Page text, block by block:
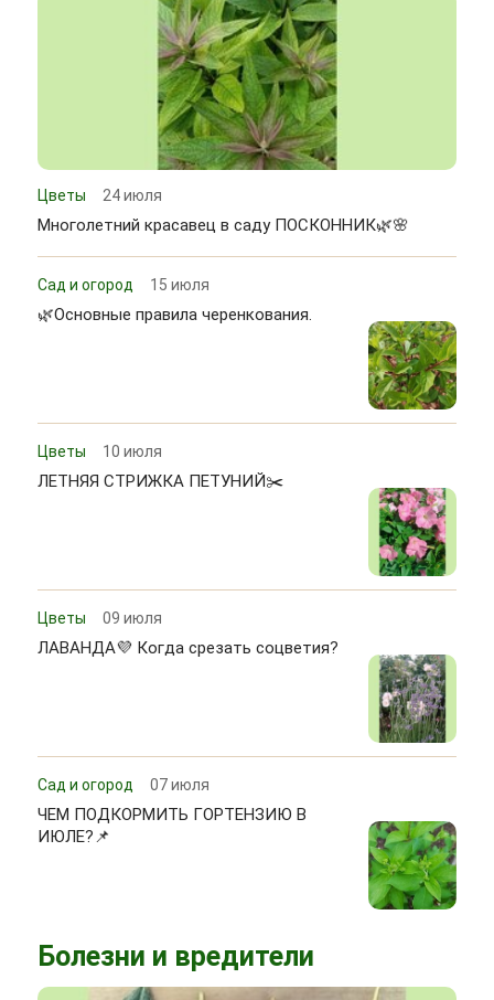
Цветы 24 июля
Многолетний красавец в саду ПОСКОННИК🌿🌸
Сад и огород 15 июля
🌿Основные правила черенкования.
Цветы 10 июля
ЛЕТНЯЯ СТРИЖКА ПЕТУНИЙ✂️
Цветы 09 июля
ЛАВАНДА💜 Когда срезать соцветия?
Сад и огород 07 июля
ЧЕМ ПОДКОРМИТЬ ГОРТЕНЗИЮ В
ИЮЛЕ?📌
Болезни и вредители